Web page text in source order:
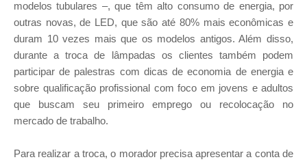
modelos tubulares –, que têm alto consumo de energia, por
outras novas, de LED, que são até 80% mais econômicas e
duram 10 vezes mais que os modelos antigos. Além disso,
durante a troca de lâmpadas os clientes também podem
participar de palestras com dicas de economia de energia e
sobre qualificação profissional com foco em jovens e adultos
que buscam seu primeiro emprego ou recolocação no
mercado de trabalho.
Para realizar a troca, o morador precisa apresentar a conta de